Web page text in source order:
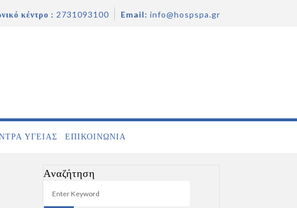
κέντρο : 2731093100 Email: info@hospspa.gr
ΥΓΕΙΑΣ ΕΠΙΚΟΙΝΩΝΊΑ
Αναζήτηση